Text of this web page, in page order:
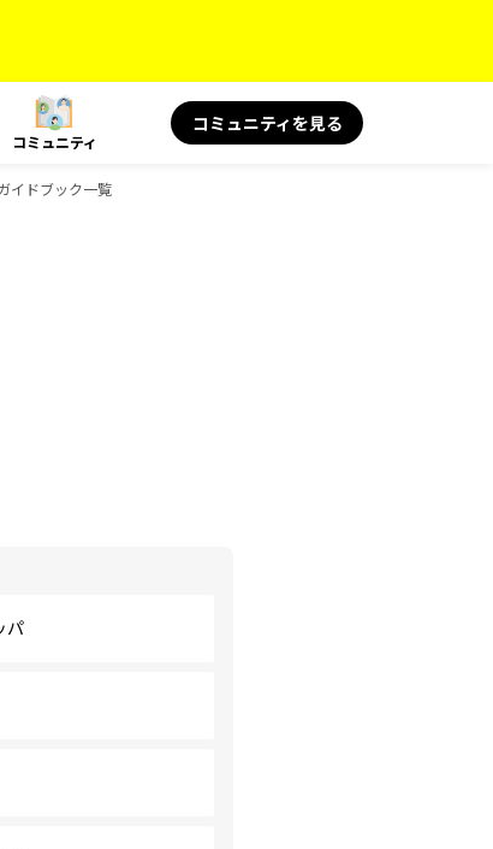
コミュニティ
コミュニティを見る
イドブック一覧
パ